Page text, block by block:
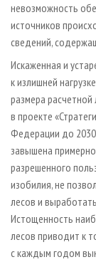
невозможность
источников
сведений,
Искаженная и
к излишней
размера
в проекте
Федерации до 2030
завышена
разрешенного
изобилия, не
лесов и
Истощенность
лесов приводит к
с каждым годом